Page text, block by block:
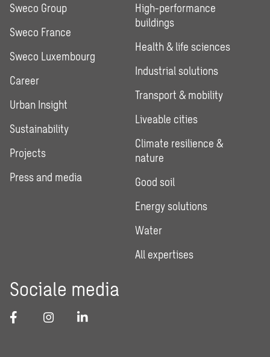
Sweco Group
Sweco France
Sweco Luxembourg
Career
Urban Insight
Sustainability
Projects
Press and media
High-performance
buildings
Health & life sciences
Industrial solutions
Transport & mobility
Liveable cities
Climate resilience &
nature
Good soil
Energy solutions
Water
All expertises
Sociale media